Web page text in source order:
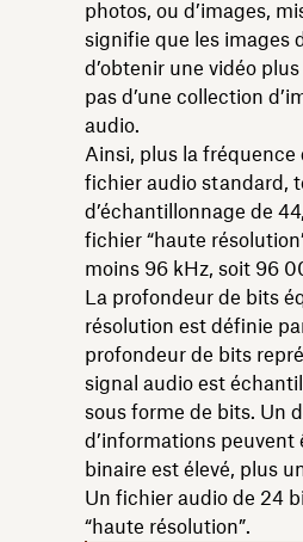
photos, ou d’images,
signifie que les images
d’obtenir une vidéo
pas d’une collection
audio.
Ainsi, plus la fréquence
fichier audio standard,
d’échantillonnage de
fichier “haute
moins 96 kHz, soit 96
La profondeur de bits
résolution est définie
profondeur de bits
signal audio est
sous forme de bits. Un
d’informations
binaire est élevé, plus
Un fichier audio de 24
“haute résolution”.